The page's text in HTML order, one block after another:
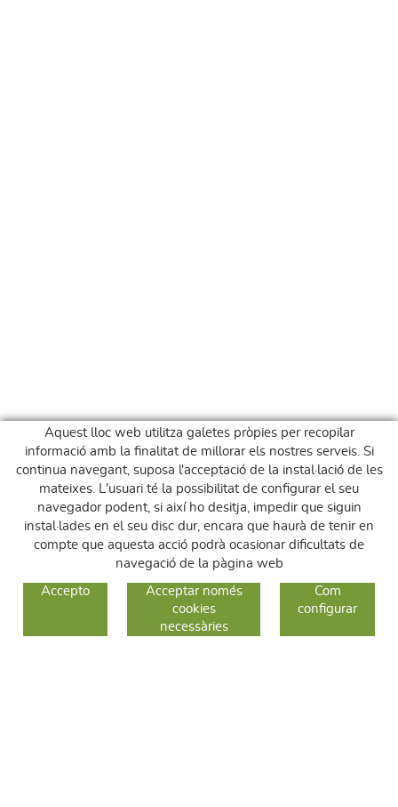
Aquest lloc web utilitza galetes pròpies per recopilar
informació amb la finalitat de millorar els nostres serveis. Si
continua navegant, suposa l'acceptació de la instal·lació de les
mateixes. L'usuari té la possibilitat de configurar el seu
navegador podent, si així ho desitja, impedir que siguin
instal·lades en el seu disc dur, encara que haurà de tenir en
compte que aquesta acció podrà ocasionar dificultats de
navegació de la pàgina web
Accepto
Acceptar només
cookies
necessàries
Com
configurar